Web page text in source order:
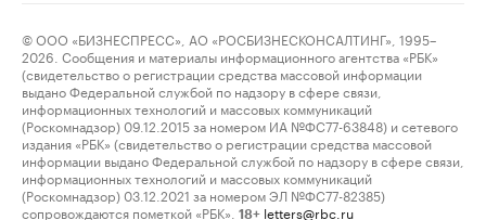
© ООО «БИЗНЕСПРЕСС», АО «РОСБИЗНЕСКОНСАЛТИНГ», 1995–
2026. Сообщения и материалы информационного агентства «РБК»
(свидетельство о регистрации средства массовой информации
выдано Федеральной службой по надзору в сфере связи,
информационных технологий и массовых коммуникаций
(Роскомнадзор) 09.12.2015 за номером ИА №ФС77-63848) и сетевого
издания «РБК» (свидетельство о регистрации средства массовой
информации выдано Федеральной службой по надзору в сфере связи,
информационных технологий и массовых коммуникаций
(Роскомнадзор) 03.12.2021 за номером ЭЛ №ФС77-82385)
сопровождаются пометкой «РБК».
18+ letters@rbc.ru